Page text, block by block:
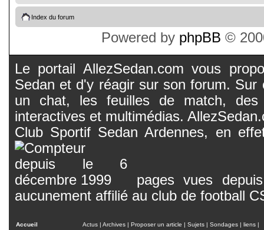
Index du forum
Powered by phpBB ©
Le portail AllezSedan.com vous
Sedan et d'y réagir sur son forum.
un chat, les feuilles de match, des
interactives et multimédias.
Club Sportif Sedan Ardennes, en
pages vues
aucunement affilié au club de football
Accueil Actus | Archives | Proposer un article | Sujets | Sondages | liens |